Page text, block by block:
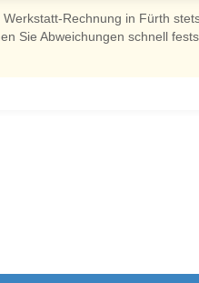
Rechnung in Fürth
Sie Abweichungen schnell